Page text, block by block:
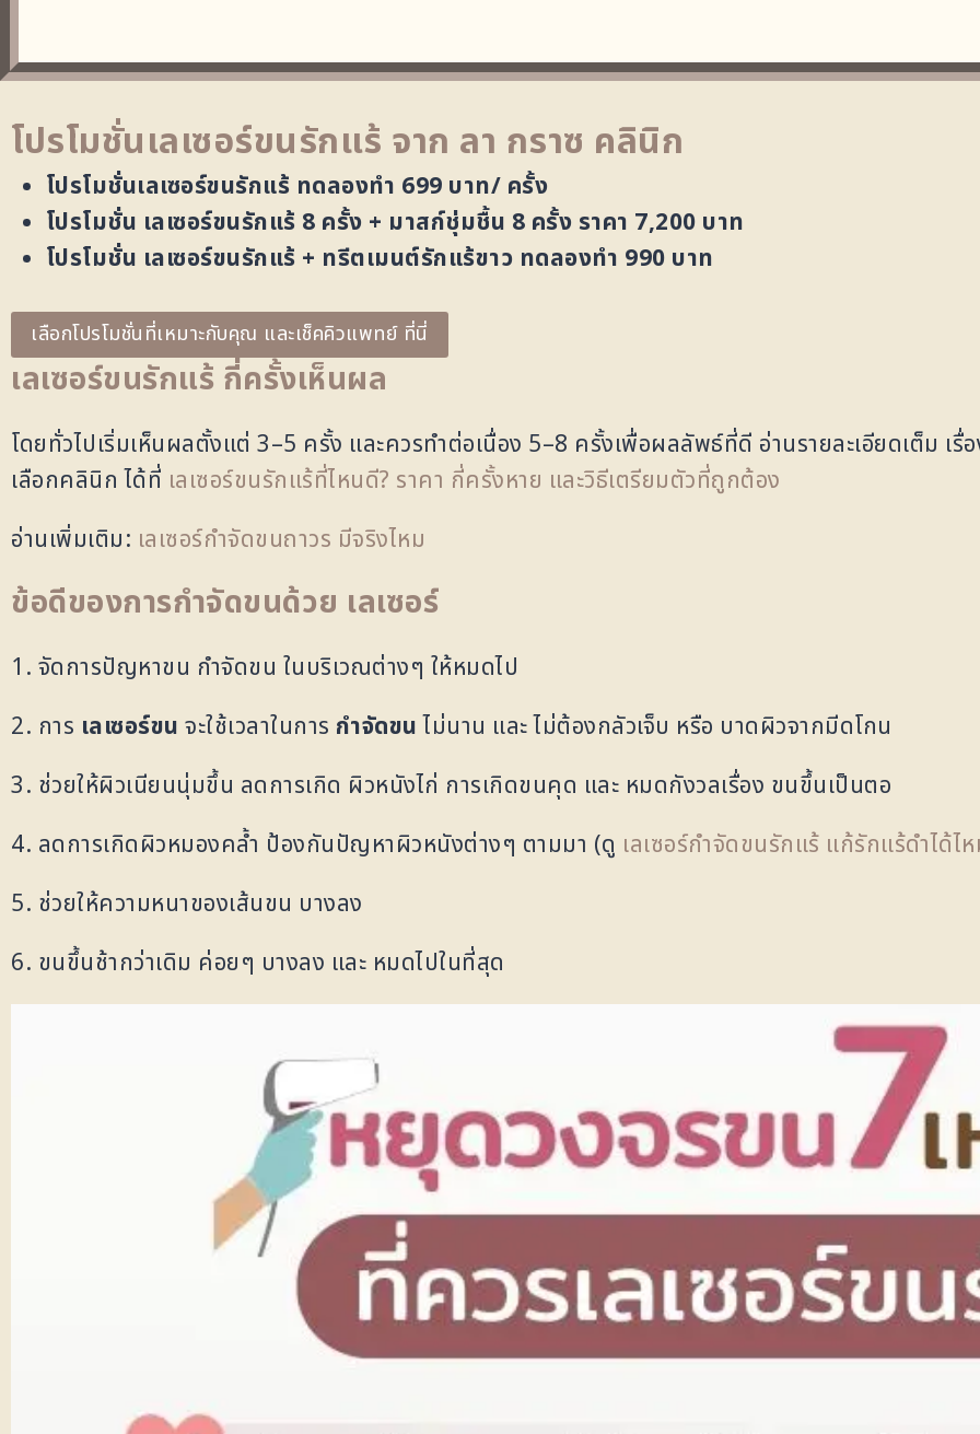
โปรโมชั่นเลเซอร์ขนรักแร้ จาก ลา กราซ คลินิก
โปรโมชั่นเลเซอร์ขนรักแร้ ทดลองทำ 699 บาท/ ครั้ง
โปรโมชั่น เลเซอร์ขนรักแร้ 8 ครั้ง + มาสก์ชุ่มชื้น 8 ครั้ง ราคา 7,200 บาท
โปรโมชั่น เลเซอร์ขนรักแร้ + ทรีตเมนต์รักแร้ขาว ทดลองทำ 990 บาท
เลือกโปรโมชั่นที่เหมาะกับคุณ และเช็คคิวแพทย์ ที่นี่
เลเซอร์ขนรักแร้ กี่ครั้งเห็นผล
โดยทั่วไปเริ่มเห็นผลตั้งแต่ 3–5 ครั้ง และควรทำต่อเนื่อง 5–8 ครั้งเพื่อผลลัพธ์ที่ดี อ่านรายละเอียดเต็ม เรื่
เลือกคลินิก ได้ที่ เลเซอร์ขนรักแร้ที่ไหนดี? ราคา กี่ครั้งหาย และวิธีเตรียมตัวที่ถูกต้อง
อ่านเพิ่มเติม: เลเซอร์กำจัดขนถาวร มีจริงไหม
ข้อดีของการกำจัดขนด้วย เลเซอร์
1. จัดการปัญหาขน กำจัดขน ในบริเวณต่างๆ ให้หมดไป
2. การ เลเซอร์ขน จะใช้เวลาในการ กำจัดขนไม่นาน และ ไม่ต้องกลัวเจ็บ หรือ บาดผิวจากมีดโกน
3. ช่วยให้ผิวเนียนนุ่มขึ้น ลดการเกิด ผิวหนังไก่ การเกิดขนคุด และ หมดกังวลเรื่อง ขนขึ้นเป็นตอ
4. ลดการเกิดผิวหมองคล้ำ ป้องกันปัญหาผิวหนังต่างๆ ตามมา (ดู เลเซอร์กำจัดขนรักแร้ แก้รักแร้ดำได้ไ
5. ช่วยให้ความหนาของเส้นขน บางลง
6. ขนขึ้นช้ากว่าเดิม ค่อยๆ บางลง และ หมดไปในที่สุด